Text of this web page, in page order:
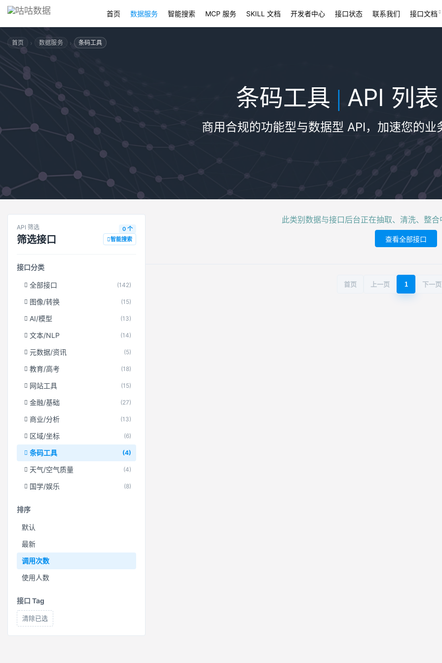
首页 数据服务 智能搜索 MCP 服务 SKILL 文档 开发者中心 接口状态 联系我们 接口文档
首页 › 数据服务 › 条码工具
条码工具 | API 列表
商用合规的功能型与数据型 API，加速您的业
API 筛选
筛选接口
0 个
智能搜索
接口分类
全部接口 (142)
图像/转换 (15)
AI/模型 (13)
文本/NLP (14)
元数据/资讯 (5)
教育/高考 (18)
网站工具 (15)
金融/基础 (27)
商业/分析 (13)
区域/坐标 (6)
条码工具 (4)
天气/空气质量 (4)
国学/娱乐 (8)
排序
默认
最新
调用次数
使用人数
接口 Tag
清除已选
此类别数据与接口后台正在抽取、清洗、整
查看全部接口
首页 上一页 1 下一页